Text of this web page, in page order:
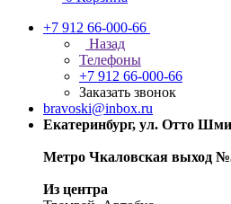
+7 912 66-000-66
Назад
Телефоны
+7 912 66-000-66
Заказать звонок
bravoski@inbox.ru
Екатеринбург, ул. Отто
Метро Чкаловская выход
Из центра